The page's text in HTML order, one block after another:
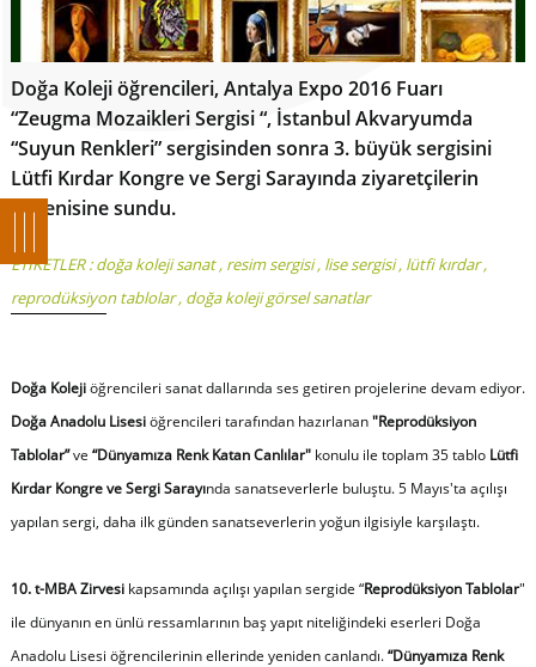
Doğa Koleji öğrencileri, Antalya Expo 2016 Fuarı
“Zeugma Mozaikleri Sergisi “, İstanbul Akvaryumda
“Suyun Renkleri” sergisinden sonra 3. büyük sergisini
Lütfi Kırdar Kongre ve Sergi Sarayında ziyaretçilerin
beğenisine sundu.
ETİKETLER :doğa koleji sanat, resim sergisi, lise sergisi, lütfi kırdar,
reprodüksiyon tablolar, doğa koleji görsel sanatlar
Doğa Kolejiöğrencileri sanat dallarında ses getiren projelerine devam ediyor.
Doğa Anadolu Lisesiöğrencileri tarafından hazırlanan"Reprodüksiyon
Tablolar”ve “Dünyamıza Renk Katan Canlılar"konulu ile toplam 35 tablo Lütfi
Kırdar Kongre ve Sergi Sarayında sanatseverlerle buluştu. 5 Mayıs'ta açılışı
yapılan sergi, daha ilk günden sanatseverlerin yoğun ilgisiyle karşılaştı.
10. t-MBA Zirvesi kapsamında açılışı yapılan sergide “Reprodüksiyon Tablolar"
ile dünyanın en ünlü ressamlarının baş yapıt niteliğindeki eserleri Doğa
Anadolu Lisesi öğrencilerinin ellerinde yeniden canlandı.“Dünyamıza Renk